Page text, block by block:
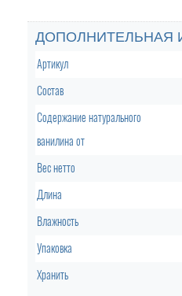
ДОПОЛНИТЕЛЬНАЯ
Артикул
Состав
Содержание натурального
ванилина от
Вес нетто
Длина
Влажность
Упаковка
Хранить